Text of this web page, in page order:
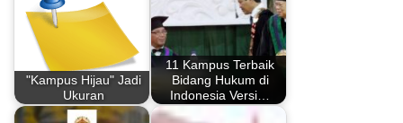
"Kampus Hijau" Jadi
Ukuran
11 Kampus Terbaik
Bidang Hukum di
Indonesia Versi…